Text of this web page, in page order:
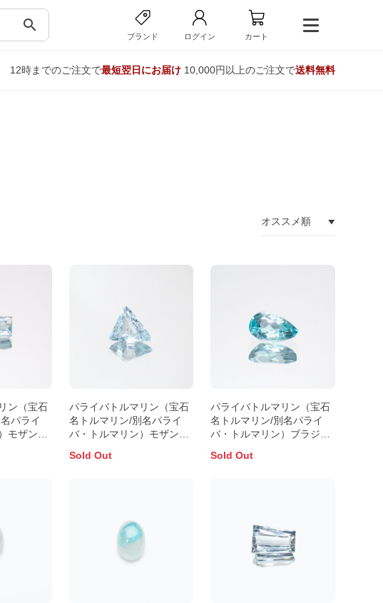
search
ブランド ログイン カート
12時までのご注文で最短翌日にお届け10,000円以上のご注文で送料無料
ン（宝石
パライ
モザンビ
パライバトルマリン（宝石
名トルマリン/別名パライ
バ・トルマリン）モザンビ
7.4x6.7mm前後
Sold Out
パライバトルマリン（宝石
名トルマリン/別名パライ
バ・トルマリン）ブラジ
鉱山産 0.13ct 識別済
Sold Out